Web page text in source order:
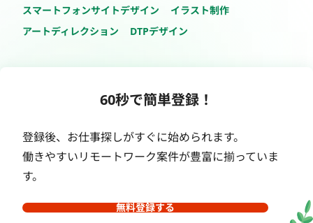
スマートフォンサイトデザイン
イラスト制作
アートディレクション
DTPデザイン
60秒で簡単登録！
登録後、お仕事探しがすぐに始められます。
働きやすいリモートワーク案件が豊富に揃っていま
す。
無料登録する